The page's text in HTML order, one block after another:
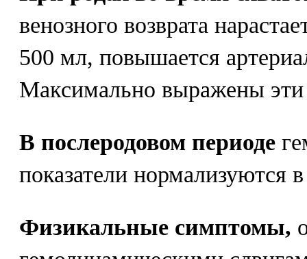
венозного возврата
500 мл, повышается
Максимально выражены эти
В послеродовом периоде
показатели нормализуются
Физикальные симптомы,